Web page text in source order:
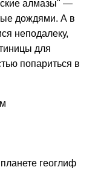
алмазы" —
дождями. А в
неподалеку,
для
попариться в
геоглиф